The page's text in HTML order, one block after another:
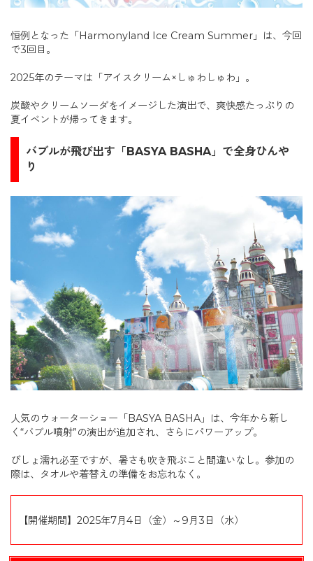
恒例となった「Harmonyland Ice Cream Summer」は、今回
で3回目。
2025年のテーマは「アイスクリーム×しゅわしゅわ」。
炭酸やクリームソーダをイメージした演出で、爽快感たっぷりの
夏イベントが帰ってきます。
バブルが飛び出す「BASYA BASHA」で全身ひんや
り
人気のウォーターショー「BASYA BASHA」は、今年から新し
く“バブル噴射”の演出が追加され、さらにパワーアップ。
びしょ濡れ必至ですが、暑さも吹き飛ぶこと間違いなし。参加の
際は、タオルや着替えの準備をお忘れなく。
【開催期間】2025年7月4日（金）～9月3日（水）